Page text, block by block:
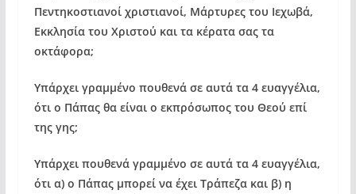
Πεντηκοστιανοί χριστιανοί, Μάρτυρες του Ιεχωβά,
Εκκλησία του Χριστού και τα κέρατα σας τα
οκτάφορα;
Υπάρχει γραμμένο πουθενά σε αυτά τα 4 ευαγγέλια,
ότι ο Πάπας θα είναι ο εκπρόσωπος του Θεού επί
της γης;
Υπάρχει πουθενά γραμμένο σε αυτά τα 4 ευαγγέλια,
ότι α) ο Πάπας μπορεί να έχει Τράπεζα και β) η